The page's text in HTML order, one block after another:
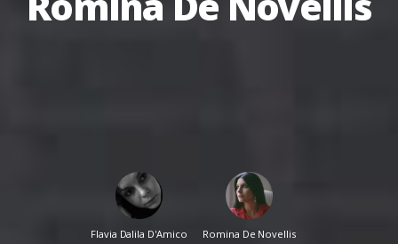
Author
Flavia Dalila D'Amico
Author
Romina De Novellis